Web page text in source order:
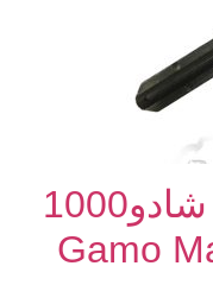
لول سرفنر گامو شادو1000
Gamo